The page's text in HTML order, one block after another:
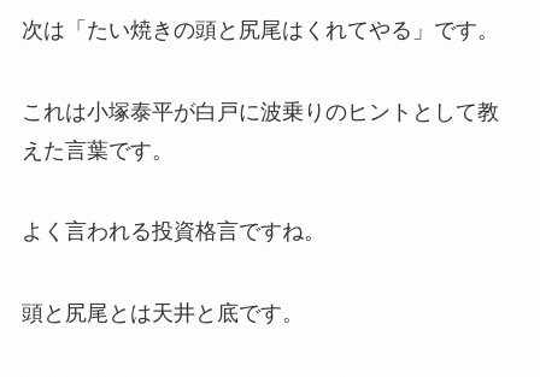
次は「たい焼きの頭と尻尾はくれてやる」です。
これは小塚泰平が白戸に波乗りのヒントとして教
えた言葉です。
よく言われる投資格言ですね。
頭と尻尾とは天井と底です。